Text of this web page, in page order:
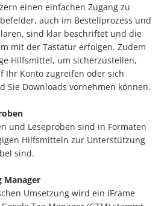
einen einfachen Zugang zu
auch im Bestellprozess und
sind klar beschriftet und die
mit der Tastatur erfolgen. Zudem
Hilfsmittel, um sicherzustellen,
Ihr Konto zugreifen oder sich
Sie Downloads vornehmen können.
und Leseproben sind in Formaten
Hilfsmitteln zur Unterstützung
sind.
Manager
Umsetzung wird ein iFrame